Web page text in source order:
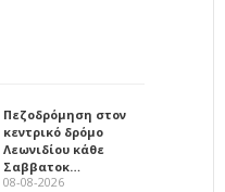
Πεζοδρόμηση στον
κεντρικό δρόμο
Λεωνιδίου κάθε
Σαββατοκ…
08-08-2026